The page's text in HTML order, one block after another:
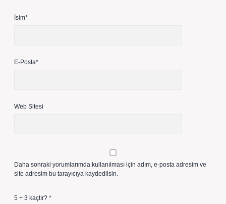
İsim*
E-Posta*
Web Sitesi
Daha sonraki yorumlarımda kullanılması için adım, e-posta adresim ve
site adresim bu tarayıcıya kaydedilsin.
5 + 3 kaçtır? *